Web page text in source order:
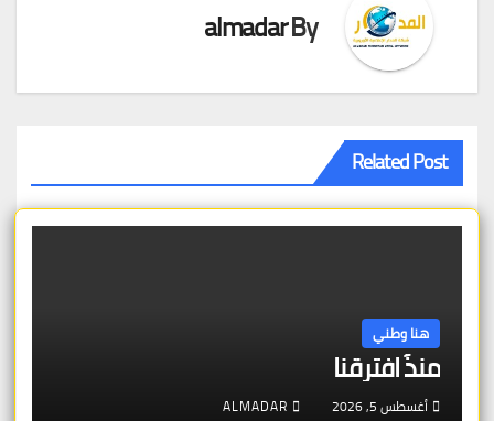
By
almadar
Related Post
هنا وطني
منذُ افترقنا
أغسطس 5, 2026 ALMADAR